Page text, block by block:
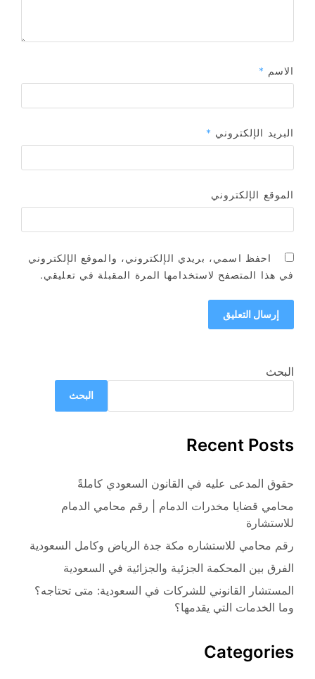
الاسم *
البريد الإلكتروني *
الموقع الإلكتروني
احفظ اسمي، بريدي الإلكتروني، والموقع الإلكتروني
في هذا المتصفح لاستخدامها المرة المقبلة في تعليقي.
البحث
البحث
Recent Posts
حقوق المدعى عليه في القانون السعودي كاملةً
محامي قضايا مخدرات الدمام | رقم محامي الدمام
للاستشارة
رقم محامي للاستشاره مكة جدة الرياض وكامل السعودية
الفرق بين المحكمة الجزئية والجزائية في السعودية
المستشار القانوني للشركات في السعودية: متى تحتاجه؟
وما الخدمات التي يقدمها؟
Categories